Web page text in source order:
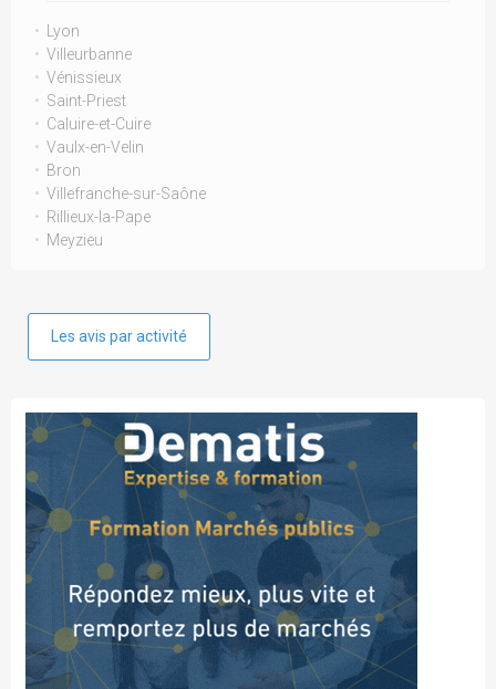
Lyon
Villeurbanne
Vénissieux
Saint-Priest
Caluire-et-Cuire
Vaulx-en-Velin
Bron
Villefranche-sur-Saône
Rillieux-la-Pape
Meyzieu
Les avis par activité